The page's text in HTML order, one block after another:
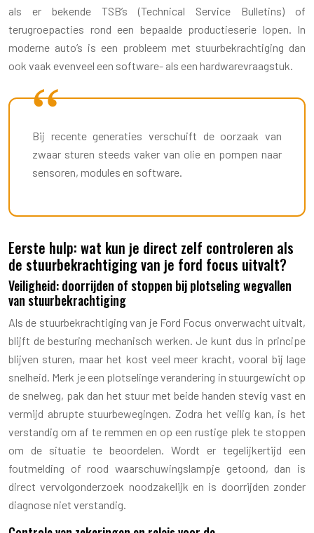
als er bekende TSB’s (Technical Service Bulletins) of
terugroepacties rond een bepaalde productieserie lopen. In
moderne auto’s is een probleem met stuurbekrachtiging dan
ook vaak evenveel een software- als een hardwarevraagstuk.
Bij recente generaties verschuift de oorzaak van
zwaar sturen steeds vaker van olie en pompen naar
sensoren, modules en software.
Eerste hulp: wat kun je direct zelf controleren als
de stuurbekrachtiging van je ford focus uitvalt?
Veiligheid: doorrijden of stoppen bij plotseling wegvallen
van stuurbekrachtiging
Als de stuurbekrachtiging van je Ford Focus onverwacht uitvalt,
blijft de besturing mechanisch werken. Je kunt dus in principe
blijven sturen, maar het kost veel meer kracht, vooral bij lage
snelheid. Merk je een plotselinge verandering in stuurgewicht op
de snelweg, pak dan het stuur met beide handen stevig vast en
vermijd abrupte stuurbewegingen. Zodra het veilig kan, is het
verstandig om af te remmen en op een rustige plek te stoppen
om de situatie te beoordelen. Wordt er tegelijkertijd een
foutmelding of rood waarschuwingslampje getoond, dan is
direct vervolgonderzoek noodzakelijk en is doorrijden zonder
diagnose niet verstandig.